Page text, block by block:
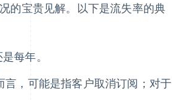
的宝贵见解。以下是流失率的典
每年。
言，可能是指客户取消订阅；对于